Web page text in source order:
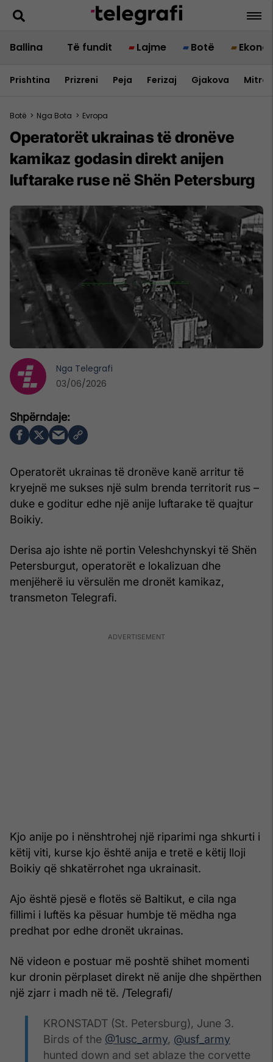
Ballina Të fundit Lajme Botë
Prishtina Prizreni Peja Ferizaj Gjakova
Botë > Nga Bota > Evropa
Operatorët ukrainas të dronëve
kamikaz godasin direkt anijen
luftarake ruse në Shën Petersburg
Operatorët ukrainas të dronëve kanë arritur të
kryejnë me sukses një sulm brenda territorit rus –
duke e goditur edhe një anije luftarake të quajtur
Boikiy.
Derisa ajo ishte në portin Veleshchynskyi të Shën
Petersburgut, operatorët e lokalizuan dhe
menjëherë iu vërsulën me dronët kamikaz,
transmeton Telegrafi.
Kjo anije po i nënshtrohej një riparimi nga shkurti i
këtij viti, kurse kjo është anija e tretë e këtij lloji
Boikiy që shkatërrohet nga ukrainasit.
Ajo është pjesë e flotës së Baltikut, e cila nga
fillimi i luftës ka pësuar humbje të mëdha nga
predhat por edhe dronët ukrainas.
Në videon e postuar më poshtë shihet momenti
kur dronin përplaset direkt në anije dhe shpërthen
një zjarr i madh në të. /Telegrafi/
KRONSTADT (St. Petersburg), June 3.
Birds of the @1usc_army, @usf_army
hunted down and set ablaze the corvette
Nga Telegrafi
03/06/2026